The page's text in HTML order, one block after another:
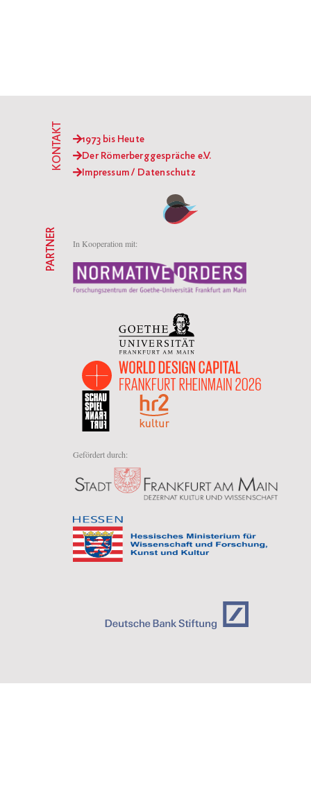
1973 bis Heute
Der Römerberggespräche e.V.
Impressum / Datenschutz
KONTAKT
In Kooperation mit:
Gefördert durch:
PARTNER